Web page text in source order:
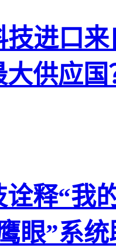
技进口
供应国
释“我
眼”系